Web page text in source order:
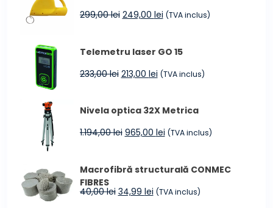
299,00lei Prețul
fost:
249,00 leiPrețul
249,00 lei.
(TVA inclus)
Telemetru laser GO 15
233,00lei Prețul
fost:
213,00 leiPrețul
213,00 lei.
(TVA inclus)
Nivela optica 32X Metrica
1.194,00lei Prețul
fost:
965,00 leiPrețul
965,00 lei.
(TVA inclus)
Macrofibră structurală CONMEC
FIBRES
40,00lei Prețul
34,99 leiPrețul
(TVA inclus)